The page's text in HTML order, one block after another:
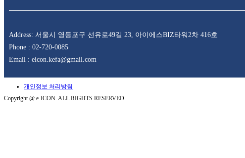
Address: 서울시 영등포구 선유로49길 23, 아이에스BIZ타워2차 416호
Phone : 02-720-0085
Email : eicon.kefa@gmail.com
개인정보 처리방침
Copyright @ e-ICON. ALL RIGHTS RESERVED